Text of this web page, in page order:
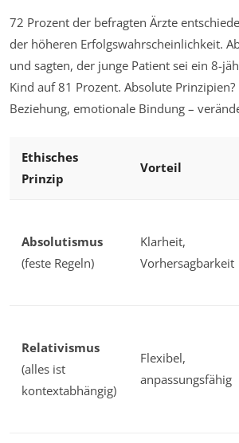
72 Prozent der befragten Ärzte
der höheren Erfolgswahrscheinlichkeit.
und sagten, der junge Patient sei ein 8-
Kind auf 81 Prozent. Absolute
Beziehung, emotionale Bindung –
Ethisches
Prinzip
Vorteil
Absolutismus
(feste Regeln)
Klarheit,
Vorhersagbarkeit
Relativismus
(alles ist
kontextabhängig)
Flexibel,
anpassungsfähig